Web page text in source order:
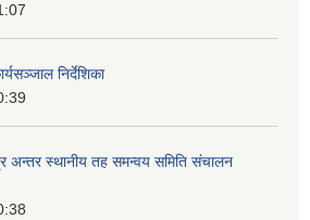
निर्देशिका
अन्तर स्थानीय तह समन्वय समिति संचालन